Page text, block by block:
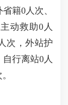
籍0人次、
动救助0人
次，外站护
行离站0人